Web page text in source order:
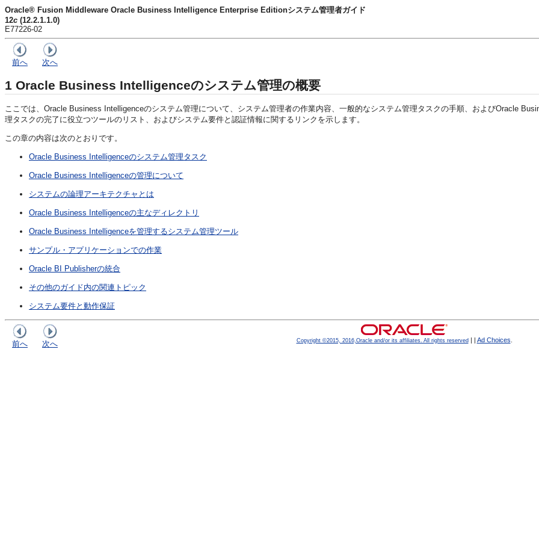
Oracle® Fusion Middleware Oracle Business Intelligence Enterprise Editionシステム管理者ガイド
12c (12.2.1.1.0)
E77226-02
前へ 次へ
1 Oracle Business Intelligenceのシステム管理の概要
ここでは、 Oracle Business Intelligenceのシステム管理について、システム管理者の作業内容、一般的なシステム管理タスクの手順、およびOracle
理タスクの完了に役立つツールのリスト、およびシステム要件と認証情報に関するリンクを示します。
この章の内容は次のとおりです。
Oracle Business Intelligenceのシステム管理タスク
Oracle Business Intelligenceの管理について
システムの論理アーキテクチャとは
Oracle Business Intelligenceの主なディレクトリ
Oracle Business Intelligenceを管理するシステム管理ツール
サンプル・アプリケーションでの作業
Oracle BI Publisherの統合
その他のガイド内の関連トピック
システム要件と動作保証
前へ 次へ Copyright ©2015, 2016,Oracle and/or its affiliates. All rights reserved| Ad Choices